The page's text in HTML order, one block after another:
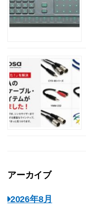
アーカイブ
2026年8月